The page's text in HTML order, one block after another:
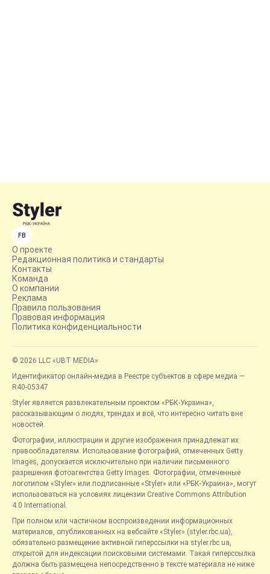
FB
О проекте
Редакционная политика и стандарты
Контакты
Команда
О компании
Реклама
Правила пользования
Правовая информация
Политика конфиденциальности
© 2026 LLC «UBT MEDIA»
Идентификатор онлайн-медиа в Реестре субъектов в сфере медиа —
R40-05347
Styler является развлекательным проектом «РБК-Украина»,
рассказывающим о людях, трендах и всё, что интересно читать вне
новостей.
Фотографии, иллюстрации и другие изображения принадлежат их
правообладателям. Использование фотографий, отмеченных Getty
Images, допускается исключительно при наличии письменного
разрешения фотоагентства Getty Images. Фотографии, отмеченные
логотипом «Styler» или подписанные «Styler» или «РБК-Украина», могут
использоваться на условиях лицензии Creative Commons Attribution
4.0 International.
При полном или частичном воспроизведении информационных
материалов, опубликованных на вебсайте «Styler» (styler.rbc.ua),
обязательно размещение активной гиперссылки на styler.rbc.ua,
открытой для индексации поисковыми системами. Такая гиперссылка
должна быть размещена непосредственно в тексте материала не ниже